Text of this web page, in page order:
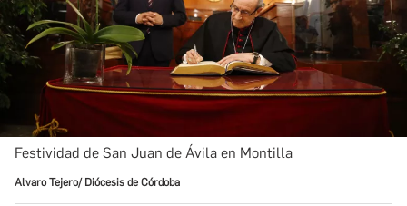
Festividad de San Juan de Ávila en Montilla
Alvaro Tejero/ Diócesis de Córdoba